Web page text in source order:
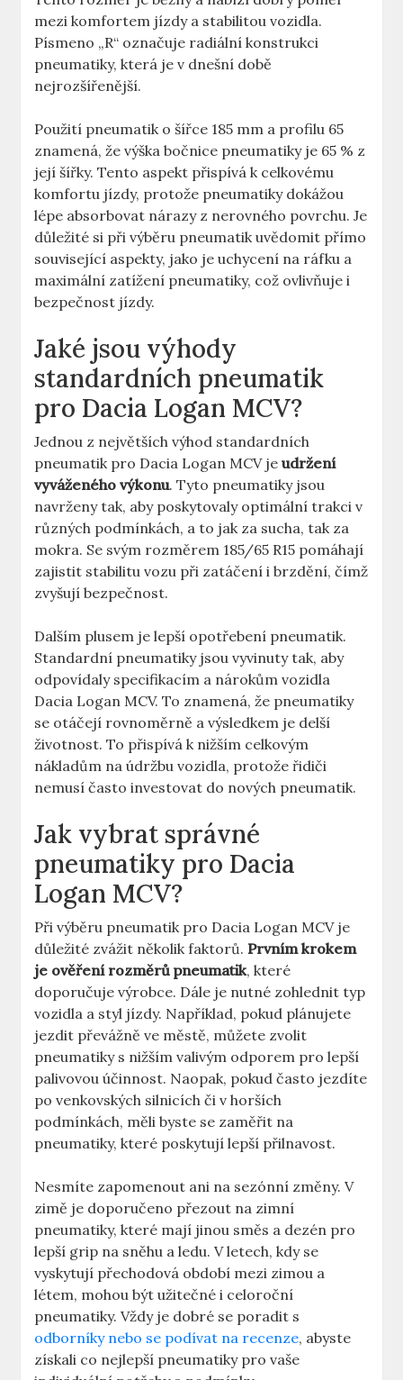
mezi komfortem jízdy a stabilitou vozidla.
Písmeno „R“ označuje radiální konstrukci
pneumatiky, která je v dnešní době
nejrozšířenější.
Použití pneumatik o šířce 185 mm a profilu 65
znamená, že výška bočnice pneumatiky je 65 % z
její šířky. Tento aspekt přispívá k celkovému
komfortu jízdy, protože pneumatiky dokážou
lépe absorbovat nárazy z nerovného povrchu. Je
důležité si při výběru pneumatik uvědomit přímo
související aspekty, jako je uchycení na ráfku a
maximální zatížení pneumatiky, což ovlivňuje i
bezpečnost jízdy.
Jaké jsou výhody
standardních pneumatik
pro Dacia Logan MCV?
Jednou z největších výhod standardních
pneumatik pro Dacia Logan MCV jeudržení
vyváženého výkonu. Tyto pneumatiky jsou
navrženy tak, aby poskytovaly optimální trakci v
různých podmínkách, a to jak za sucha, tak za
mokra. Se svým rozměrem 185/65 R15 pomáhají
zajistit stabilitu vozu při zatáčení i brzdění, čímž
zvyšují bezpečnost.
Dalším plusem je lepší opotřebení pneumatik.
Standardní pneumatiky jsou vyvinuty tak, aby
odpovídaly specifikacím a nárokům vozidla
Dacia Logan MCV. To znamená, že pneumatiky
se otáčejí rovnoměrně a výsledkem je delší
životnost. To přispívá k nižším celkovým
nákladům na údržbu vozidla, protože řidiči
nemusí často investovat do nových pneumatik.
Jak vybrat správné
pneumatiky pro Dacia
Logan MCV?
Při výběru pneumatik pro Dacia Logan MCV je
důležité zvážit několik faktorů.Prvním krokem
je ověření rozměrů pneumatik, které
doporučuje výrobce. Dále je nutné zohlednit typ
vozidla a styl jízdy. Například, pokud plánujete
jezdit převážně ve městě, můžete zvolit
pneumatiky s nižším valivým odporem pro lepší
palivovou účinnost. Naopak, pokud často jezdíte
po venkovských silnicích či v horších
podmínkách, měli byste se zaměřit na
pneumatiky, které poskytují lepší přilnavost.
Nesmíte zapomenout ani na sezónní změny. V
zimě je doporučeno přezout na zimní
pneumatiky, které mají jinou směs a dezén pro
lepší grip na sněhu a ledu. V letech, kdy se
vyskytují přechodová období mezi zimou a
létem, mohou být užitečné i celoroční
pneumatiky. Vždy je dobré se poradit s
odborníky nebo se podívat na recenze, abyste
získali co nejlepší pneumatiky pro vaše